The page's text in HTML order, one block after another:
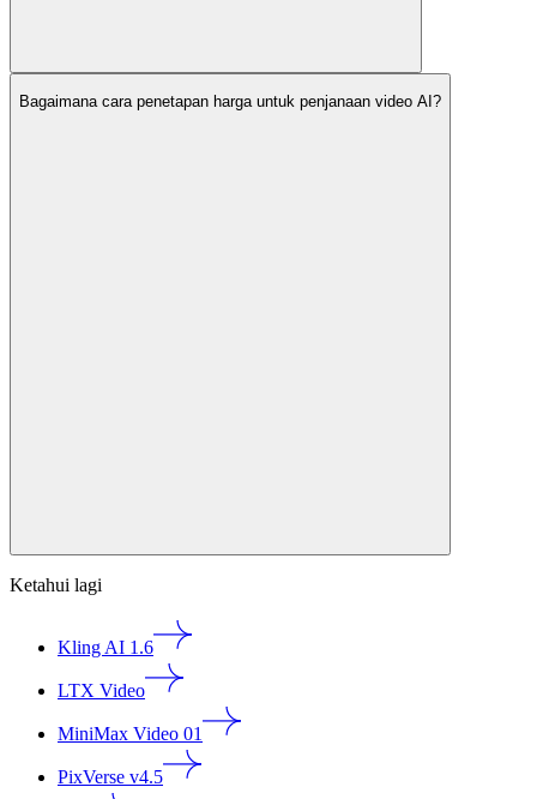
Bagaimana cara penetapan harga untuk penjanaan video AI?
Ketahui lagi
Kling AI 1.6
LTX Video
MiniMax Video 01
PixVerse v4.5